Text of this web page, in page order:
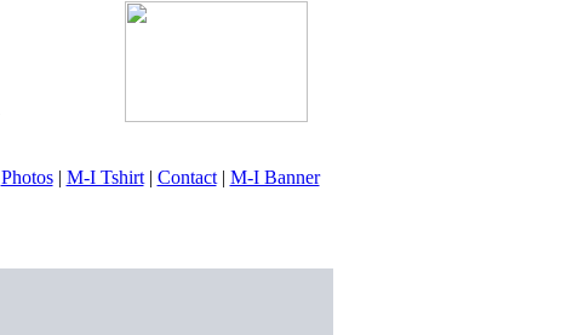
Photos| M-I Tshirt| Contact| M-I Banner